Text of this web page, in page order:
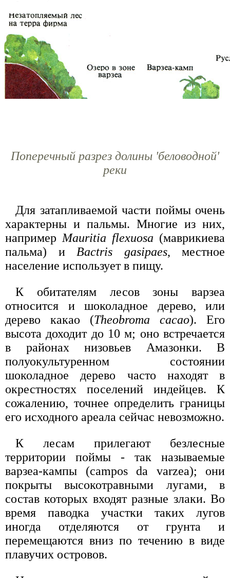
Поперечный разрез долины 'беловодной'
реки
Для затапливаемой части поймы очень
характерны и пальмы. Многие из них,
например Mauritia flexuosa (маврикиева
пальма) и Bactris gasipaes, местное
население использует в пищу.
К обитателям лесов зоны варзеа
относится и шоколадное дерево, или
дерево какао (Theobroma cacao). Его
высота доходит до 10 м; оно встречается
в районах низовьев Амазонки. В
полуокультуренном состоянии
шоколадное дерево часто находят в
окрестностях поселений индейцев. К
сожалению, точнее определить границы
его исходного ареала сейчас невозможно.
К лесам прилегают безлесные
территории поймы - так называемые
варзеа-кампы (campos da varzea); они
покрыты высокотравными лугами, в
состав которых входят разные злаки. Во
время паводка участки таких лугов
иногда отделяются от грунта и
перемещаются вниз по течению в виде
плавучих островов.